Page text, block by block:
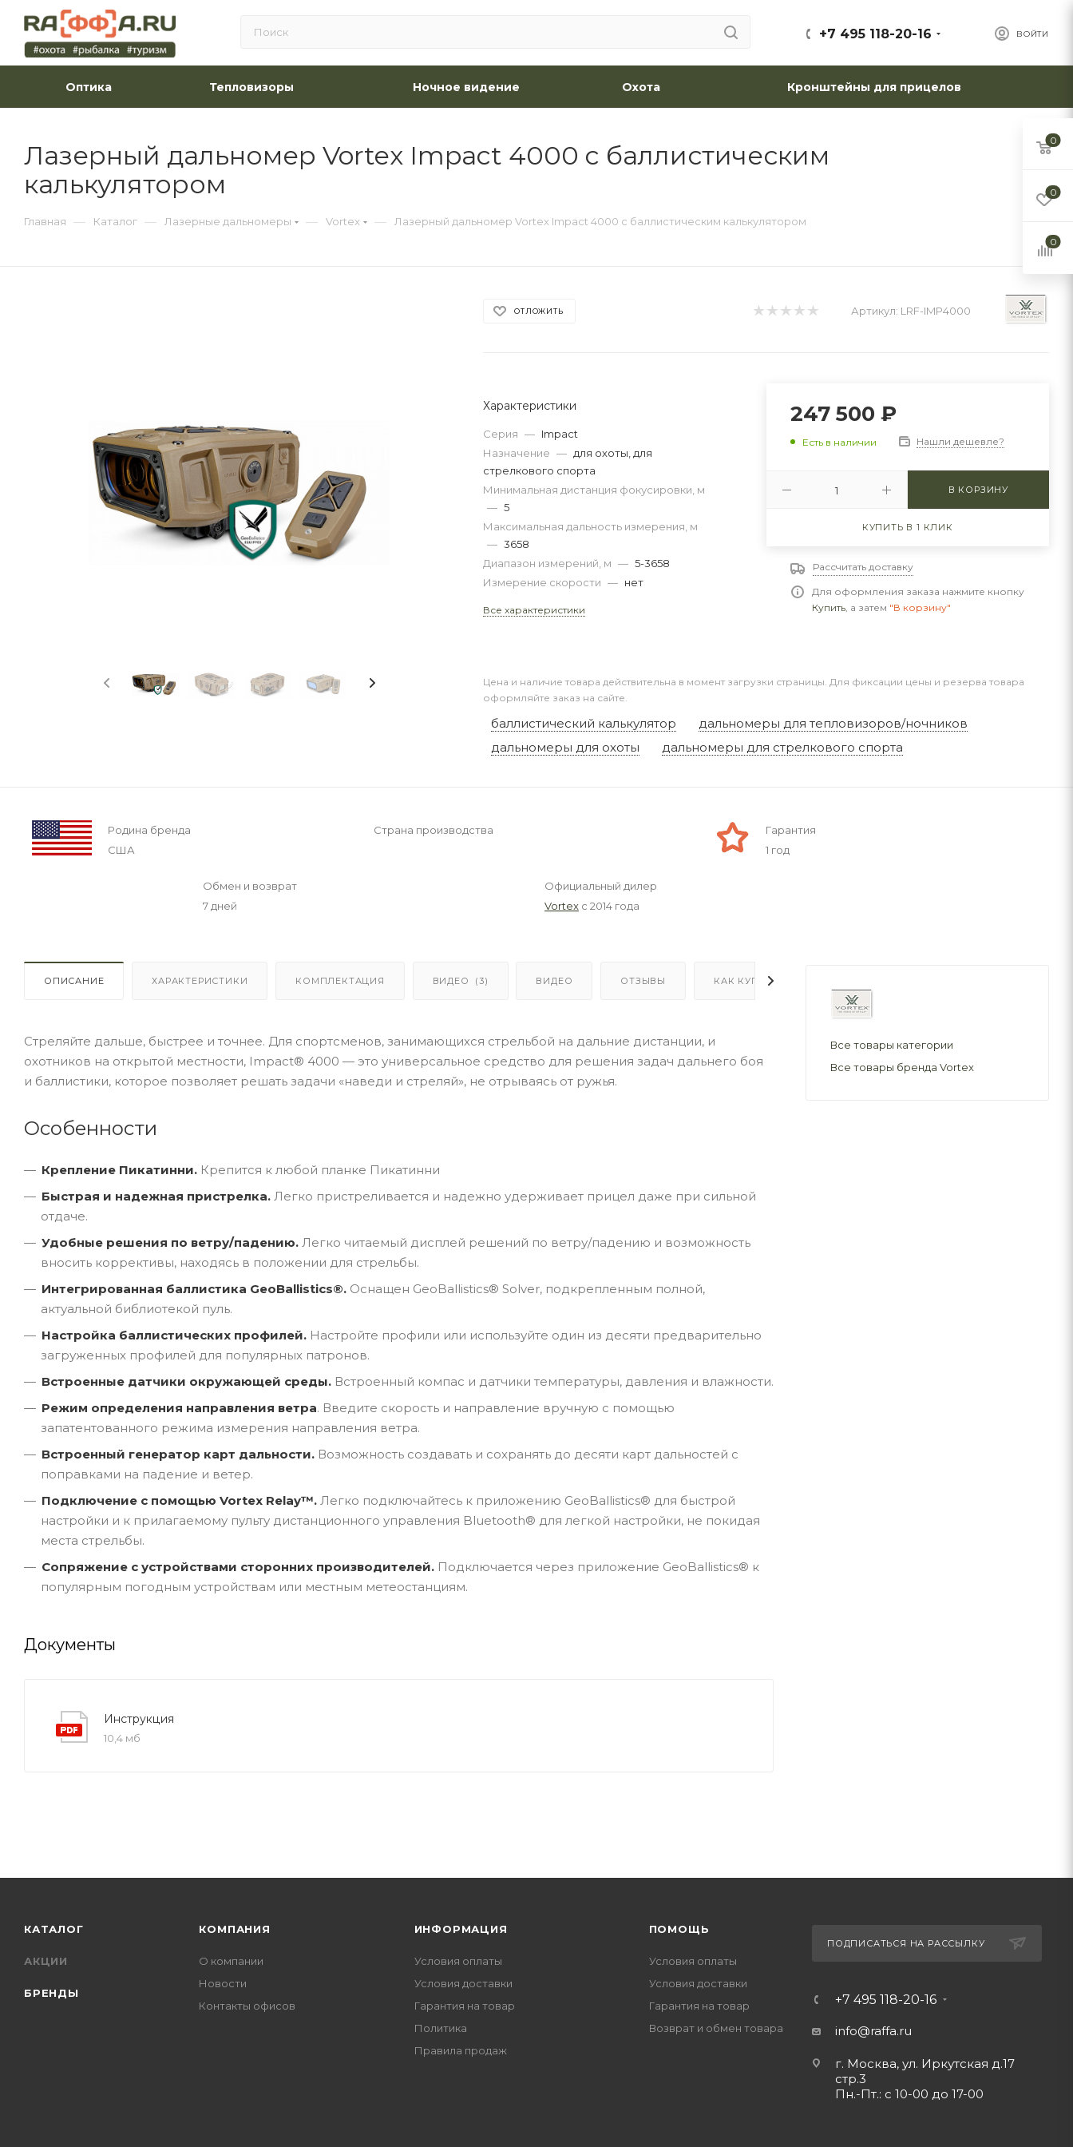
ВОЙТИ
+7 495 118-20-16
Оптика Тепловизоры Ночное видение Охота Кронштейны для прицелов
Лазерный дальномер Vortex Impact 4000 c баллистическим
калькулятором
Главная — Каталог — Лазерные дальномеры — Vortex — Лазерный дальномер Vortex Impact 4000 c баллистическим калькулятором
ОТЛОЖИТЬ Артикул: LRF-IMP4000
Характеристики
Серия — Impact
Назначение — для охоты, для
стрелкового спорта
Минимальная дистанция фокусировки, м
— 5
Максимальная дальность измерения, м
— 3658
Диапазон измерений, м — 5-3658
Измерение скорости — нет
Все характеристики
247 500 ₽
Есть в наличии Нашли дешевле?
В КОРЗИНУ
КУПИТЬ В 1 КЛИК
Рассчитать доставку
Для оформления заказа нажмите кнопку
Купить, а затем "В корзину"
Цена и наличие товара действительна в момент загрузки страницы. Для фиксации цены и резерва товара
оформляйте заказ на сайте.
баллистический калькулятор
дальномеры для тепловизоров/ночников
дальномеры для охоты
дальномеры для стрелкового спорта
Родина бренда
США
Страна производства
Гарантия
1 год
Обмен и возврат
7 дней
Официальный дилер
Vortex с 2014 года
ОПИСАНИЕ ХАРАКТЕРИСТИКИ КОМПЛЕКТАЦИЯ ВИДЕО (3) ВИДЕО ОТЗЫВЫ КАК КУПИТЬ
Стреляйте дальше, быстрее и точнее. Для спортсменов, занимающихся стрельбой на дальние дистанции, и
охотников на открытой местности, Impact® 4000 — это универсальное средство для решения задач дальнего боя
и баллистики, которое позволяет решать задачи «наведи и стреляй», не отрываясь от ружья.
Особенности
Крепление Пикатинни. Крепится к любой планке Пикатинни
Быстрая и надежная пристрелка. Легко пристреливается и надежно удерживает прицел даже при сильной
отдаче.
Удобные решения по ветру/падению. Легко читаемый дисплей решений по ветру/падению и возможность
вносить коррективы, находясь в положении для стрельбы.
Интегрированная баллистика GeoBallistics®. Оснащен GeoBallistics® Solver, подкрепленным полной,
актуальной библиотекой пуль.
Настройка баллистических профилей. Настройте профили или используйте один из десяти предварительно
загруженных профилей для популярных патронов.
Встроенные датчики окружающей среды. Встроенный компас и датчики температуры, давления и влажности.
Режим определения направления ветра. Введите скорость и направление вручную с помощью
запатентованного режима измерения направления ветра.
Встроенный генератор карт дальности. Возможность создавать и сохранять до десяти карт дальностей с
поправками на падение и ветер.
Подключение с помощью Vortex Relay™. Легко подключайтесь к приложению GeoBallistics® для быстрой
настройки и к прилагаемому пульту дистанционного управления Bluetooth® для легкой настройки, не покидая
места стрельбы.
Сопряжение с устройствами сторонних производителей. Подключается через приложение GeoBallistics® к
популярным погодным устройствам или местным метеостанциям.
Документы
Инструкция
10,4 мб
Все товары категории
Все товары бренда Vortex
КАТАЛОГ
АКЦИИ
БРЕНДЫ
КОМПАНИЯ
О компании
Новости
Контакты офисов
ИНФОРМАЦИЯ
Условия оплаты
Условия доставки
Гарантия на товар
Политика
Правила продаж
ПОМОЩЬ
Условия оплаты
Условия доставки
Гарантия на товар
Возврат и обмен товара
ПОДПИСАТЬСЯ НА РАССЫЛКУ
+7 495 118-20-16
info@raffa.ru
г. Москва, ул. Иркутская д.17
стр.3
Пн.-Пт.: с 10-00 до 17-00
0
0
0